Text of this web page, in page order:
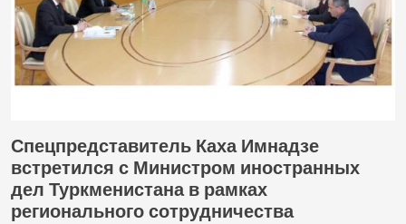
Спецпредставитель Каха Имнадзе
встретился с Министром иностранных
дел Туркменистана в рамках
регионального сотрудничества